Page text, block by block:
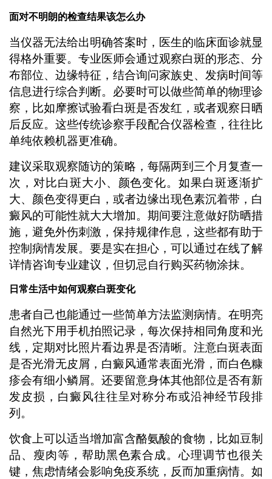
面对不明朗的检查结果该怎么办
当仪器无法给出明确答案时，医生的临床面诊就显
得格外重要。专业医师会通过观察白斑的形态、分
布部位、边缘特征，结合询问家族史、发病时间等
信息进行综合判断。必要时可以做些简单的物理诊
察，比如摩擦试验看白斑是否发红，或者观察日晒
后反应。这些传统诊察手段配合仪器检查，往往比
单纯依赖机器更准确。
建议采取观察随访的策略，每隔两到三个月复查一
次，对比白斑大小、颜色变化。如果白斑逐渐扩
大、颜色变得更白，或者边缘出现色素沉着带，白
癜风的可能性就大大增加。期间要注意做好防晒措
施，避免外伤刺激，保持规律作息，这些都有助于
控制病情发展。要是实在担心，可以通过在线了解
详情咨询专业建议，但切忌自行购买药物涂抹。
日常生活中如何观察白斑变化
患者自己也能通过一些简单方法监测病情。在明亮
自然光下用手机拍照记录，每次保持相同角度和光
线，定期对比照片看边界是否清晰。注意白斑表面
是否光滑无皮屑，白癜风通常表面光滑，而白色糠
疹会有细小鳞屑。还要留意身体其他部位是否有新
发皮损，白癜风往往呈对称分布或沿神经节段排
列。
饮食上可以适当增加富含酪氨酸的食物，比如豆制
品、瘦肉等，帮助黑色素合成。心理调节也很关
键，焦虑情绪会影响免疫系统，反而加重病情。如